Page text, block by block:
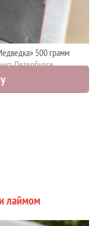
500 грамм
Петербурге
лаймом